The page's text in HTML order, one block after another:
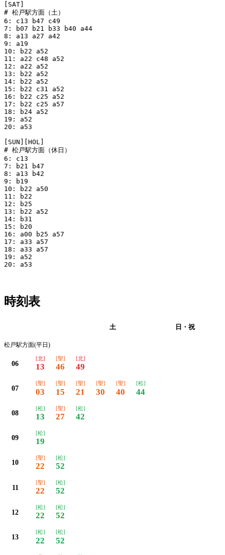
[SAT]
# 松戸駅方面（土）
6: c13 b47 c49
7: b07 b21 b33 b40 a44
8: a13 a27 a42
9: a19
10: b22 a52
11: a22 c48 a52
12: a22 a52
13: b22 a52
14: b22 a52
15: b22 c31 a52
16: b22 c25 a52
17: b22 c25 a57
18: b24 a52
19: a52
20: a53
[SUN][HOL]
# 松戸駅方面（休日）
6: c13
7: b21 b47
8: a13 b42
9: b19
10: b22 a50
11: b22
12: b25
13: b22 a52
14: b31
15: b20
16: a00 b25 a57
17: a33 a57
18: a33 a57
19: a52
20: a53
時刻表
土 日・祝
松戸駅方面(平日)
06
[北]
13
[聖]
46
[北]
49
07
[聖]
03
[聖]
15
[聖]
21
[聖]
30
[聖]
40
[松]
44
08
[松]
13
[聖]
27
[松]
42
09
[松]
19
10
[聖]
22
[松]
52
11
[聖]
22
[松]
52
12
[松]
22
[松]
52
13
[松]
22
[松]
52